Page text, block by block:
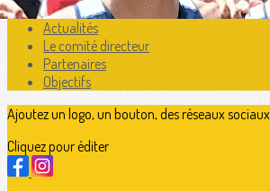
Présentation
Actualités
Le comité directeur
Partenaires
Objectifs
Ajoutez un logo, un bouton, des réseaux sociaux
Cliquez pour éditer